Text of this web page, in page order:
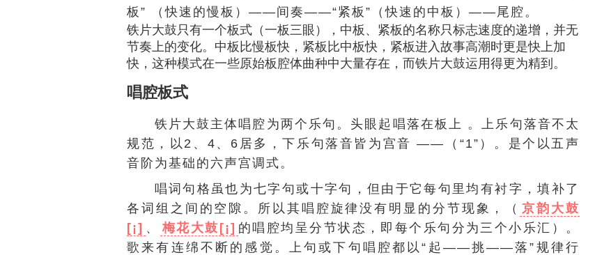
板” （快速的慢板）——间奏——“紧板”（快速的中板）——尾腔。
铁片大鼓只有一个板式（一板三眼），中板、紧板的名称只标志速度的递增，并无
节奏上的变化。中板比慢板快，紧板比中板快，紧板进入故事高潮时更是快上加
快，这种模式在一些原始板腔体曲种中大量存在，而铁片大鼓运用得更为精到。
唱腔板式
铁片大鼓主体唱腔为两个乐句。头眼起唱落在板上 。上乐句落音不太
规范，以2、4、6居多，下乐句落音皆为宫音 ——（“1”）。是个以五声
音阶为基础的六声宫调式。
唱词句格虽也为七字句或十字句，但由于它每句里均有衬字，填补了
各词组之间的空隙。所以其唱腔旋律没有明显的分节现象，（ 京韵大鼓
[¡] 、 梅花大鼓[¡] 的唱腔均呈分节状态，即每个乐句分为三个小乐汇）。
歌来有连绵不断的感觉。上句或下句唱腔都以“起——挑——落”规律行